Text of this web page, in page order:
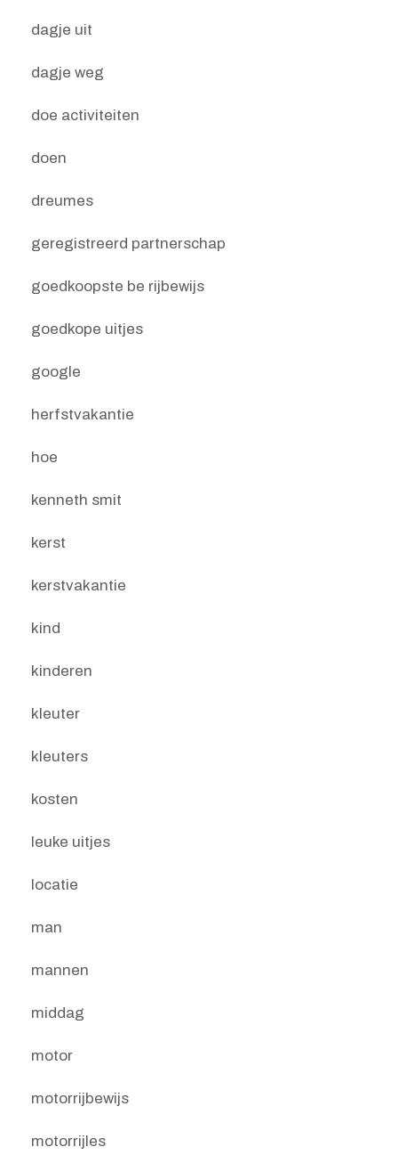
dagje uit
dagje weg
doe activiteiten
doen
dreumes
geregistreerd partnerschap
goedkoopste be rijbewijs
goedkope uitjes
google
herfstvakantie
hoe
kenneth smit
kerst
kerstvakantie
kind
kinderen
kleuter
kleuters
kosten
leuke uitjes
locatie
man
mannen
middag
motor
motorrijbewijs
motorrijles